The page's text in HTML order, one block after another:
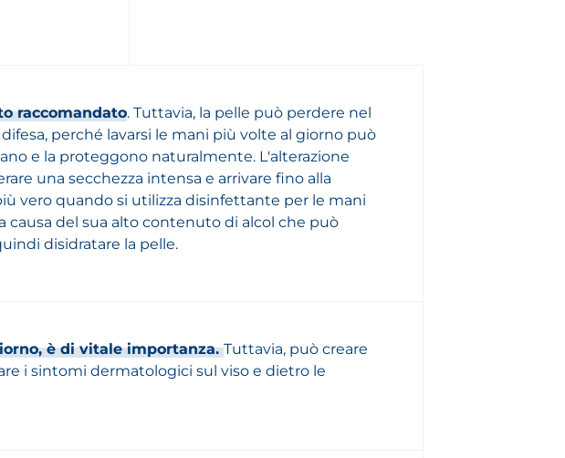
raccomandato. Tuttavia, la pelle può perdere nel
perché lavarsi le mani più volte al giorno può
e la proteggono naturalmente. L'alterazione
una secchezza intensa e arrivare fino alla
vero quando si utilizza disinfettante per le mani
causa del sua alto contenuto di alcol che può
disidratare la pelle.
è di vitale importanza.Tuttavia, può creare
i sintomi dermatologici sul viso e dietro le